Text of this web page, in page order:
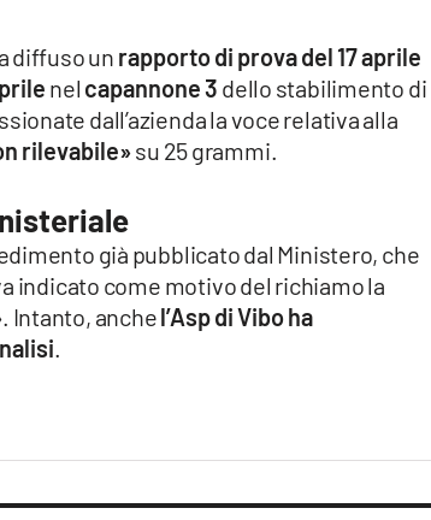
diffuso un rapporto di prova del 17 aprile
nel capannone 3 dello stabilimento di
dall’azienda la voce relativa alla
rilevabile»su 25 grammi.
già pubblicato dal Ministero, che
indicato come motivo del richiamo la
. Intanto, anchel’Asp di Vibo ha
.